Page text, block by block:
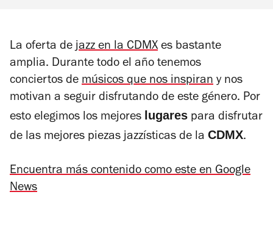
La oferta de jazz en la CDMX es bastante
amplia. Durante todo el año tenemos
conciertos de músicos que nos inspiran y nos
motivan a seguir disfrutando de este género. Por
esto elegimos los mejores lugares para disfrutar
de las mejores piezas jazzísticas de la CDMX.
Encuentra más contenido como este en Google
News